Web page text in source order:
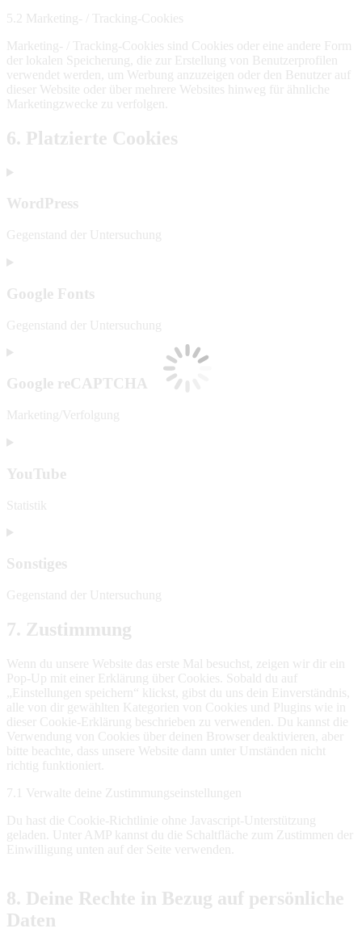
5.2 Marketing- / Tracking-Cookies
Marketing- / Tracking-Cookies sind Cookies oder eine andere Form
der lokalen Speicherung, die zur Erstellung von Benutzerprofilen
verwendet werden, um Werbung anzuzeigen oder den Benutzer auf
dieser Website oder über mehrere Websites hinweg für ähnliche
Marketingzwecke zu verfolgen.
6. Platzierte Cookies
WordPress
Gegenstand der Untersuchung
Google Fonts
Gegenstand der Untersuchung
Google reCAPTCHA
Marketing/Verfolgung
YouTube
Statistik
Sonstiges
Gegenstand der Untersuchung
7. Zustimmung
Wenn du unsere Website das erste Mal besuchst, zeigen wir dir ein
Pop-Up mit einer Erklärung über Cookies. Sobald du auf
„Einstellungen speichern“ klickst, gibst du uns dein Einverständnis,
alle von dir gewählten Kategorien von Cookies und Plugins wie in
dieser Cookie-Erklärung beschrieben zu verwenden. Du kannst die
Verwendung von Cookies über deinen Browser deaktivieren, aber
bitte beachte, dass unsere Website dann unter Umständen nicht
richtig funktioniert.
7.1 Verwalte deine Zustimmungseinstellungen
Du hast die Cookie-Richtlinie ohne Javascript-Unterstützung
geladen. Unter AMP kannst du die Schaltfläche zum Zustimmen der
Einwilligung unten auf der Seite verwenden.
8. Deine Rechte in Bezug auf persönliche
Daten